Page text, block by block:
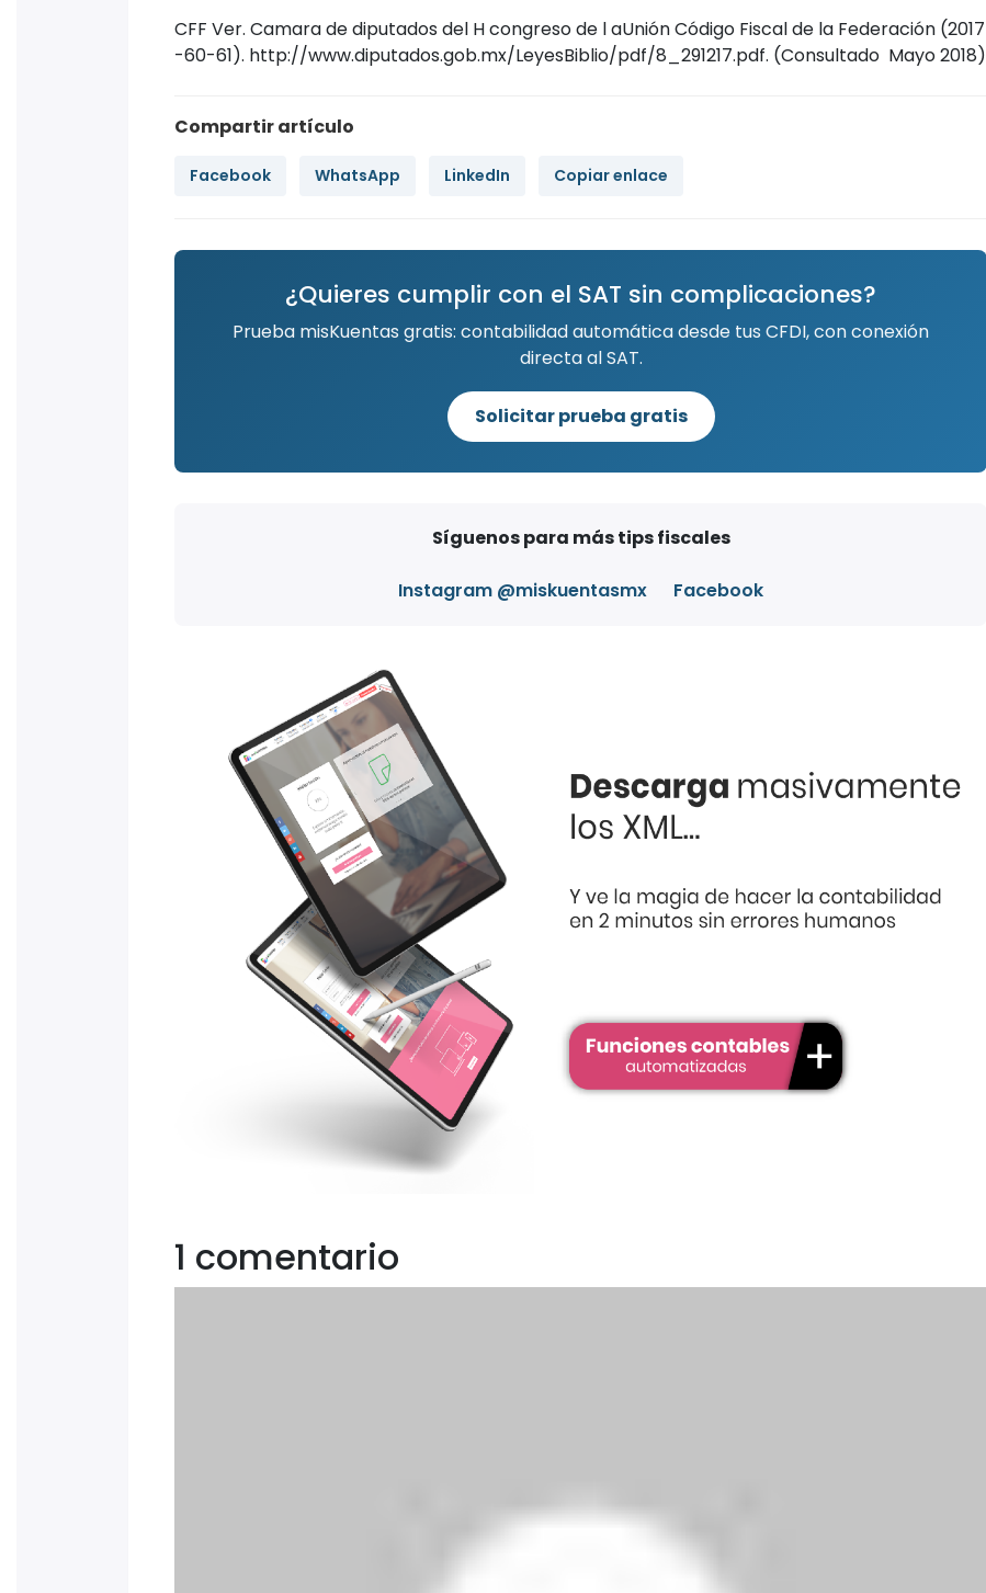
CFF Ver. Camara de diputados del H congreso de l aUnión Código Fiscal de la Federación (2017
-60-61). http://www.diputados.gob.mx/LeyesBiblio/pdf/8_291217.pdf. (Consultado Mayo 2018)
Compartir artículo
Facebook WhatsApp LinkedIn Copiar enlace
¿Quieres cumplir con el SAT sin complicaciones?
Prueba misKuentas gratis: contabilidad automática desde tus CFDI, con conexión
directa al SAT.
Solicitar prueba gratis
Síguenos para más tips fiscales
Instagram @miskuentasmx Facebook
1 comentario